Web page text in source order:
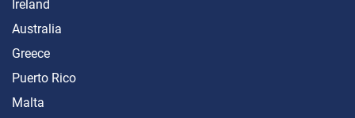
Ireland
Australia
Greece
Puerto Rico
Malta